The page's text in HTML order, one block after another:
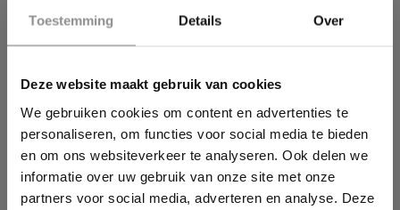
Toestemming Details Over
Deze website maakt gebruik van cookies
We gebruiken cookies om content en advertenties te
personaliseren, om functies voor social media te bieden
en om ons websiteverkeer te analyseren. Ook delen we
informatie over uw gebruik van onze site met onze
partners voor social media, adverteren en analyse. Deze
gaan doen.
Wil je zelf graag meer gaan bewegen en wil je
begeleiding hierbij? Neem dan gerust contact met ons
op via telefoon of mail!
Wil jij ook een pijnvrij leven?
Download hieronder dan gratis ons e-book!